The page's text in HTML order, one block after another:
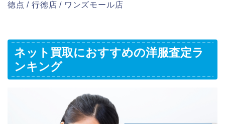
徳点 / 行徳店 / ワンズモール店
ネット買取におすすめの洋服査定ラ
ンキング